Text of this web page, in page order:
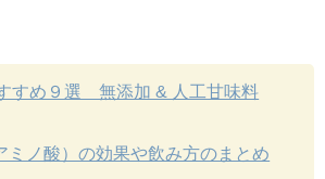
すめ９選 無添加 & 人工甘味料
ミノ酸）の効果や飲み方のまとめ